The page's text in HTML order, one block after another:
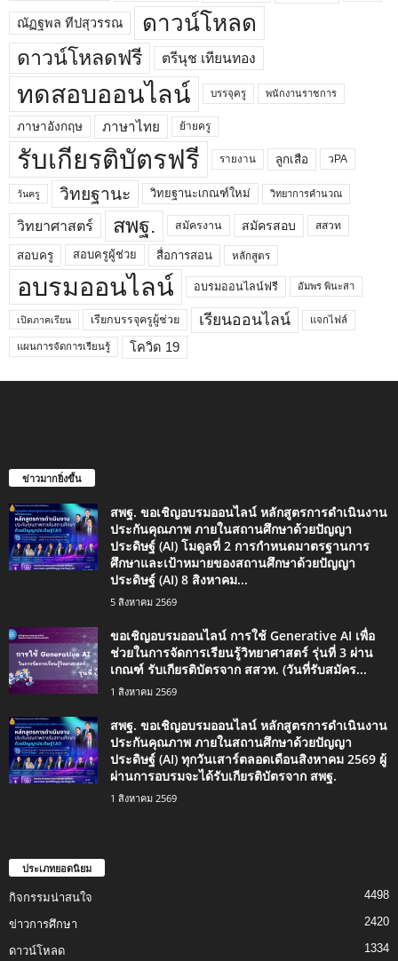
ณัฏฐพล ทีปสุวรรณ ดาวน์โหลด
ดาวน์โหลดฟรี ตรีนุช เทียนทอง
ทดสอบออนไลน์ บรรจุครู พนักงานราชการ
ภาษาอังกฤษ ภาษาไทย ย้ายครู
รับเกียรติบัตรฟรี รายงาน ลูกเสือ วPA
วันครู วิทยฐานะ วิทยฐานะเกณฑ์ใหม่ วิทยาการคำนวณ
วิทยาศาสตร์ สพฐ. สมัครงาน สมัครสอบ สสวท
สอบครู สอบครูผู้ช่วย สื่อการสอน หลักสูตร
อบรมออนไลน์ อบรมออนไลน์ฟรี อัมพร พินะสา
เปิดภาคเรียน เรียกบรรจุครูผู้ช่วย เรียนออนไลน์ แจกไฟล์
แผนการจัดการเรียนรู้ โควิด 19
ข่าวมากยิ่งขึ้น
สพฐ. ขอเชิญอบรมออนไลน์ หลักสูตรการดำเนินงาน
ประกันคุณภาพ ภายในสถานศึกษาด้วยปัญญา
ประดิษฐ์ (AI) โมดูลที่ 2 การกำหนดมาตรฐานการ
ศึกษาและเป้าหมายของสถานศึกษาด้วยปัญญา
ประดิษฐ์ (AI) 8 สิงหาคม...
5 สิงหาคม 2569
ขอเชิญอบรมออนไลน์ การใช้ Generative AI เพื่อ
ช่วยในการจัดการเรียนรู้วิทยาศาสตร์ รุ่นที่ 3 ผ่าน
เกณฑ์ รับเกียรติบัตรจาก สสวท. (วันที่รับสมัคร...
1 สิงหาคม 2569
สพฐ. ขอเชิญอบรมออนไลน์ หลักสูตรการดำเนินงาน
ประกันคุณภาพ ภายในสถานศึกษาด้วยปัญญา
ประดิษฐ์ (AI) ทุกวันเสาร์ตลอดเดือนสิงหาคม 2569 ผู้
ผ่านการอบรมจะได้รับเกียรติบัตรจาก สพฐ.
1 สิงหาคม 2569
ประเภทยอดนิยม
กิจกรรมน่าสนใจ 4498
ข่าวการศึกษา 2420
ดาวน์โหลด 1334